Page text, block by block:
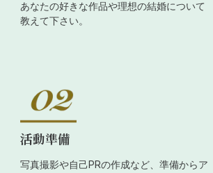
あなたの好きな作品や理想の結婚について
教えて下さい。
活動準備
写真撮影や自己PRの作成など、準備からア